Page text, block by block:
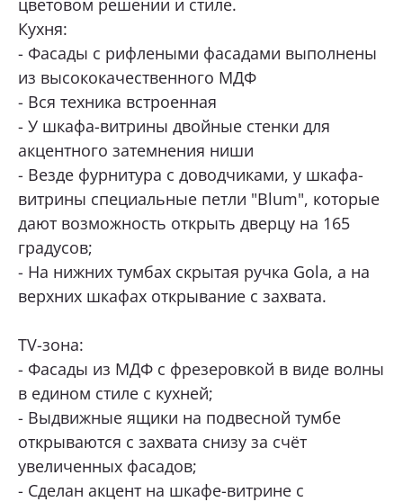
цветовом решении и стиле.
Кухня:
- Фасады с рифлеными фасадами выполнены
из высококачественного МДФ
- Вся техника встроенная
- У шкафа-витрины двойные стенки для
акцентного затемнения ниши
- Везде фурнитура с доводчиками, у шкафа-
витрины специальные петли "Blum", которые
дают возможность открыть дверцу на 165
градусов;
- На нижних тумбах скрытая ручка Gola, а на
верхних шкафах открывание с захвата.
TV-зона:
- Фасады из МДФ с фрезеровкой в виде волны
в едином стиле с кухней;
- Выдвижные ящики на подвесной тумбе
открываются с захвата снизу за счёт
увеличенных фасадов;
- Сделан акцент на шкафе-витрине с
ОТПРАВИТЬ
Нажимая кнопку «Отправить», я даю свое согласие
на обработку моих персональных данных, в соответствии с
Федеральным законом от 27.07.2006 года № 152-ФЗ
«О персональных данных», на условиях и для целей,
определенных вСогласии на обработку персональных данных *